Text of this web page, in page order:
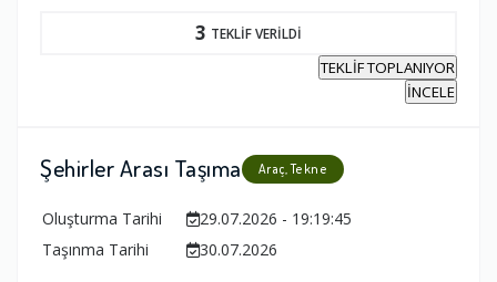
3 TEKLİF VERİLDİ
TEKLİF TOPLANIYOR
İNCELE
Şehirler Arası Taşıma Araç, Tekne
Oluşturma Tarihi
29.07.2026 - 19:19:45
Taşınma Tarihi
30.07.2026